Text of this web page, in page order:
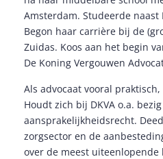
Amsterdam. Studeerde naast
Begon haar carrière bij de
Zuidas. Koos aan het begin
De Koning Vergouwen
Als advocaat vooral
Houdt zich bij DKVA o.a.
aansprakelijkheidsrecht.
zorgsector en de
over de meest uiteenlopende